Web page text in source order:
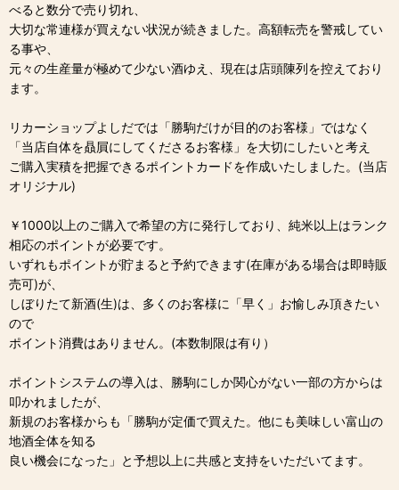
べると数分で売り切れ、
大切な常連様が買えない状況が続きました。高額転売を警戒してい
る事や、
元々の生産量が極めて少ない酒ゆえ、現在は店頭陳列を控えており
ます。
リカーショップよしだでは「勝駒だけが目的のお客様」ではなく
「当店自体を贔屓にしてくださるお客様」を大切にしたいと考え
ご購入実積を把握できるポイントカードを作成いたしました。(当店
オリジナル)
￥1000以上のご購入で希望の方に発行しており、純米以上はランク
相応のポイントが必要です。
いずれもポイントが貯まると予約できます(在庫がある場合は即時販
売可)が、
しぼりたて新酒(生)は、多くのお客様に「早く」お愉しみ頂きたい
ので
ポイント消費はありません。(本数制限は有り）
ポイントシステムの導入は、勝駒にしか関心がない一部の方からは
叩かれましたが、
新規のお客様からも「勝駒が定価で買えた。他にも美味しい富山の
地酒全体を知る
良い機会になった」と予想以上に共感と支持をいただいてます。